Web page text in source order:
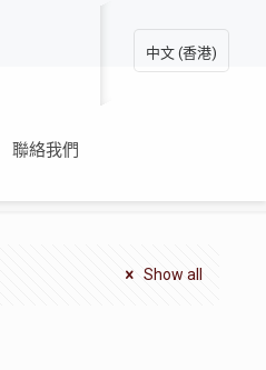
聯絡我們
中文 (香港)
Show all